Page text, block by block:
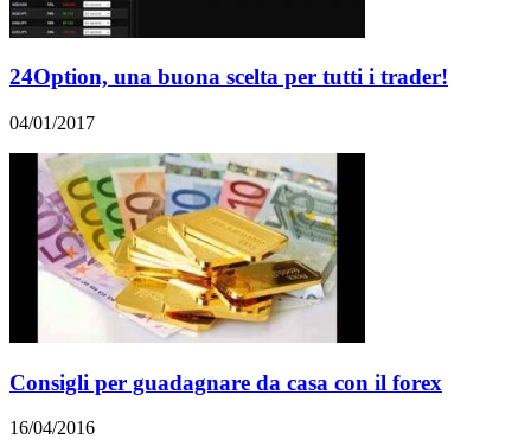
24Option, una buona scelta per tutti i trader!
04/01/2017
Consigli per guadagnare da casa con il forex
16/04/2016